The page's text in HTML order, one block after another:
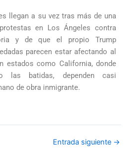
llegan a su vez tras más de una
en Los Ángeles contra
y de que el propio Trump
parecen estar afectando al
estados como California, donde
las batidas, dependen casi
de obra inmigrante.
Entrada siguiente →